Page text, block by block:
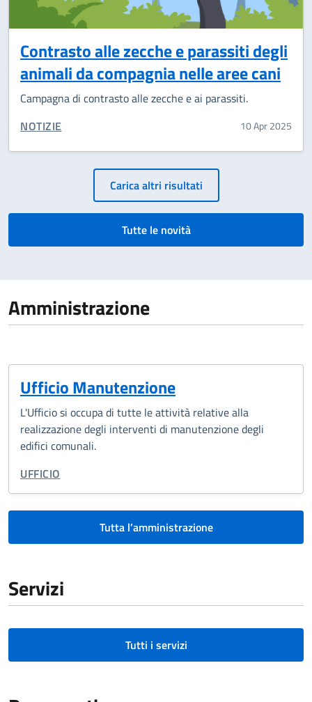
Contrasto alle zecche e parassiti degli
animali da compagnia nelle aree cani
Campagna di contrasto alle zecche e ai parassiti.
CATEGORIA CORRELATA:
NOTIZIE 10 Apr 2025
Paginazione Carica altri risultati
Tutte le novità
Amministrazione
Ufficio Manutenzione
L'Ufficio si occupa di tutte le attività relative alla
realizzazione degli interventi di manutenzione degli
edifici comunali.
TIPO DI ORGANIZZAZIONE:
UFFICIO
Tutta l’amministrazione
Servizi
Tutti i servizi